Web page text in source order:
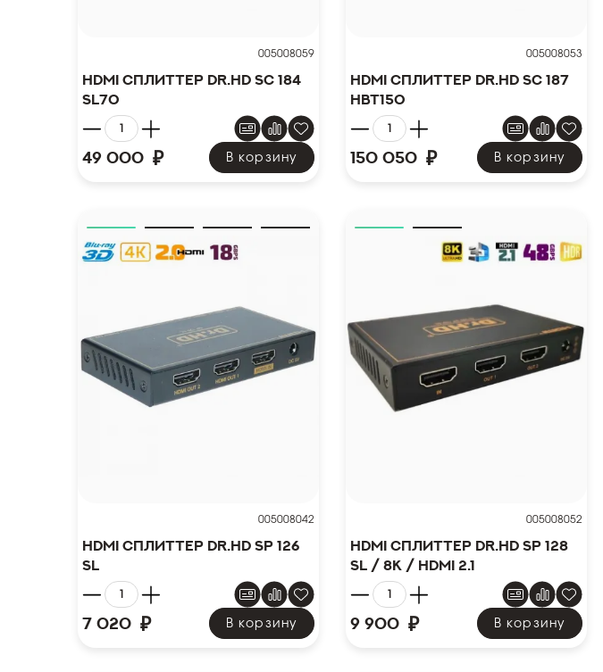
005008059
HDMI сплиттер Dr.HD SC 184
SL70
49 000 ₽ В корзину
005008053
HDMI сплиттер Dr.HD SC 187
HBT150
150 050 ₽ В корзину
005008042
HDMI сплиттер Dr.HD SP 126
SL
7 020 ₽ В корзину
005008052
HDMI сплиттер Dr.HD SP 128
SL / 8K / HDMI 2.1
9 900 ₽ В корзину